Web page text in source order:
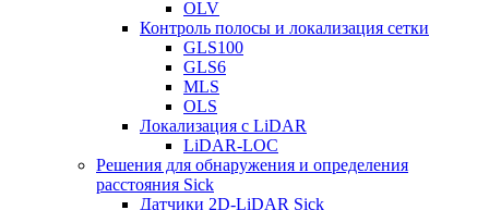
OLV
Контроль полосы и локализация сетки
GLS100
GLS6
MLS
OLS
Локализация с LiDAR
LiDAR-LOC
Решения для обнаружения и определения
расстояния Sick
Датчики 2D-LiDAR Sick